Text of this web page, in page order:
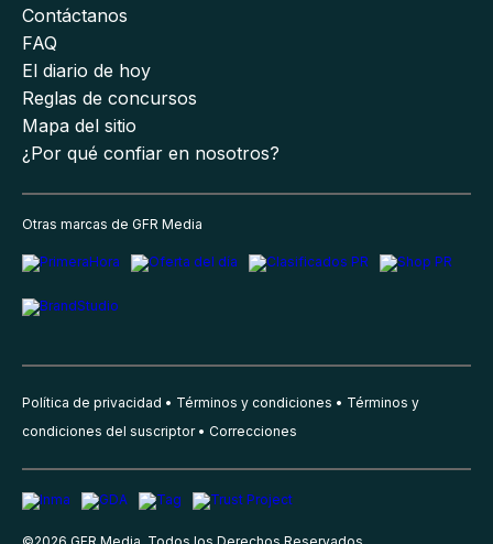
Contáctanos
FAQ
El diario de hoy
Reglas de concursos
Mapa del sitio
¿Por qué confiar en nosotros?
Otras marcas de GFR Media
Política de privacidad Términos y condiciones
Términos y
condiciones del suscriptor
Correcciones